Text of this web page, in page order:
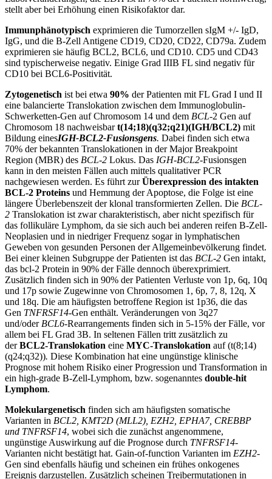
stellt aber bei Erhöhung einen Risikofaktor dar.
Immunphänotypisch exprimieren die Tumorzellen sIgM +/- IgD,
IgG, und die B-Zell Antigene CD19, CD20, CD22, CD79a. Zudem
exprimieren sie häufig BCL2, BCL6, und CD10. CD5 und CD43
sind typischerweise negativ. Einige Grad IIIB FL sind negativ für
CD10 bei BCL6-Positivität.
Zytogenetisch ist bei etwa 90% der Patienten mit FL Grad I und II
eine balancierte Translokation zwischen dem Immunoglobulin-
Schwerketten-Gen auf Chromosom 14 und dem BCL-2 Gen auf
Chromosom 18 nachweisbart(14;18)(q32;q21)(IGH/BCL2) mit
Bildung einesIGH-BCL2-Fusionsgens. Dabei finden sich etwa
70% der bekannten Translokationen in der Major Breakpoint
Region (MBR) des BCL-2 Lokus. Das IGH-BCL2-Fusionsgen
kann in den meisten Fällen auch mittels qualitativer PCR
nachgewiesen werden. Es führt zurÜberexpression des intakten
BCL-2 Proteins und Hemmung der Apoptose, die Folge ist eine
längere Überlebenszeit der klonal transformierten Zellen. Die BCL-
2 Translokation ist zwar charakteristisch, aber nicht spezifisch für
das follikuläre Lymphom, da sie sich auch bei anderen reifen B-Zell-
Neoplasien und in niedriger Frequenz sogar in lymphatischen
Geweben von gesunden Personen der Allgemeinbevölkerung findet.
Bei einer kleinen Subgruppe der Patienten ist das BCL-2 Gen intakt,
das bcl-2 Protein in 90% der Fälle dennoch überexprimiert.
Zusätzlich finden sich in 90% der Patienten Verluste von 1p, 6q, 10q
und 17p sowie Zugewinne von Chromosomen 1, 6p, 7, 8, 12q, X
und 18q. Die am häufigsten betroffene Region ist 1p36, die das
Gen TNFRSF14-Gen enthält. Veränderungen von 3q27
und/oder BCL6-Rearrangements finden sich in 5-15% der Fälle, vor
allem bei FL Grad 3B. In seltenen Fällen tritt zusätzlich zu
derBCL2-Translokation eine MYC-Translokation auf (t(8;14)
(q24;q32)). Diese Kombination hat eine ungünstige klinische
Prognose mit hohem Risiko einer Progression und Transformation in
ein high-grade B-Zell-Lymphom, bzw. sogenanntes double-hit
Lymphom.
Molekulargenetisch finden sich am häufigsten somatische
Varianten in BCL2, KMT2D (MLL2), EZH2, EPHA7, CREBBP
und TNFRSF14, wobei sich die zunächst angenommene,
ungünstige Auswirkung auf die Prognose durch TNFRSF14-
Varianten nicht bestätigt hat. Gain-of-function Varianten im EZH2-
Gen sind ebenfalls häufig und scheinen ein frühes onkogenes
Ereignis darzustellen. Zusätzlich scheinen Treibermutationen in